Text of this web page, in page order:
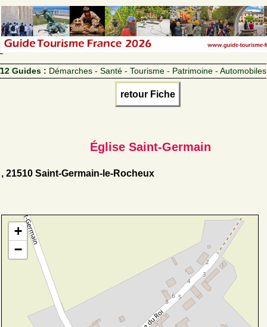
12 Guides : Démarches - Santé - Tourisme - Patrimoine - Automobiles
retour Fiche
Église Saint-Germain
, 21510 Saint-Germain-le-Rocheux
+
−